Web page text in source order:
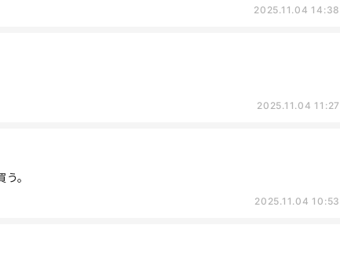
2025.11.04 14:38
2025.11.04 11:27
。
2025.11.04 10:53